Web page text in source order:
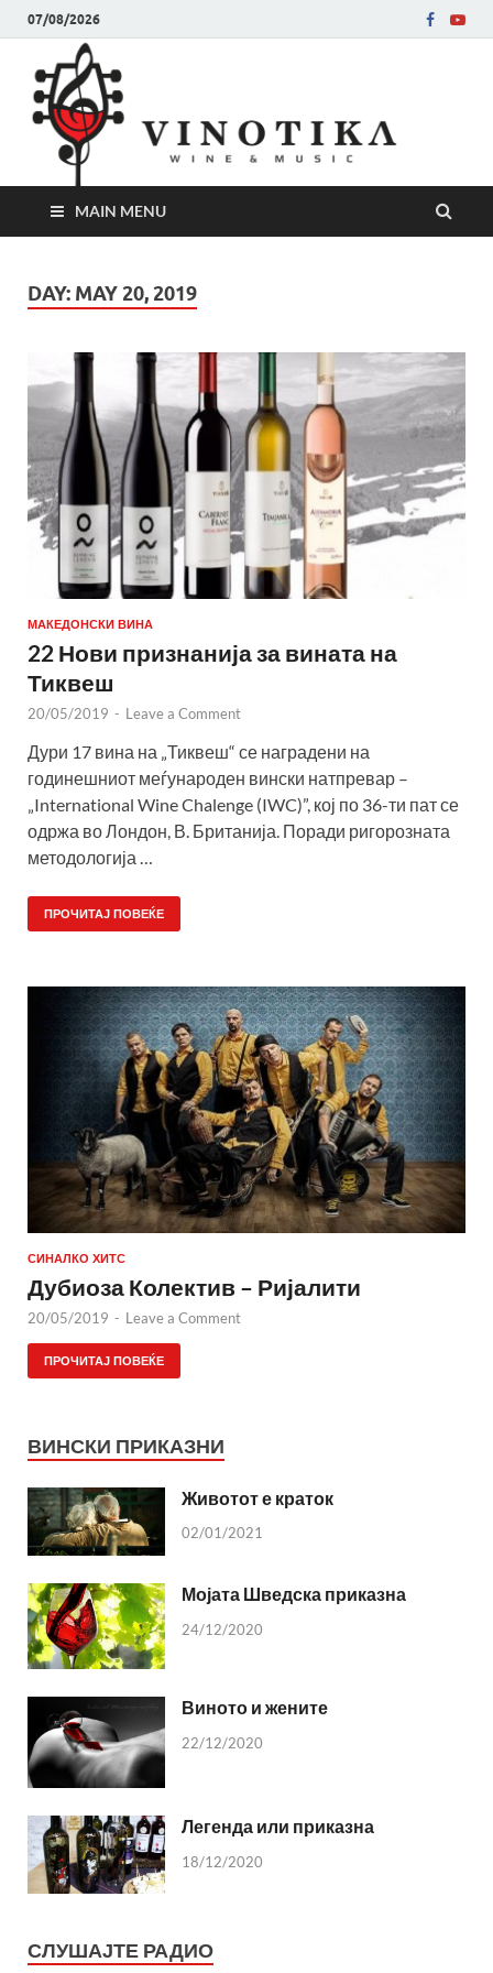
07/08/2026
MAIN MENU
DAY: MAY 20, 2019
МАКЕДОНСКИ ВИНА
22 Нови признанија за вината на
Тиквеш
20/05/2019 - Leave a Comment
Дури 17 вина на „Тиквеш“ се наградени на
годинешниот меѓународен вински натпревар –
„International Wine Chalenge (IWC)”, кој по 36-ти пат се
одржа во Лондон, В. Британија. Поради ригорозната
методологија …
ПРОЧИТАЈ ПОВЕЌЕ
СИНАЛКО ХИТС
Дубиоза Колектив – Ријалити
20/05/2019 - Leave a Comment
ПРОЧИТАЈ ПОВЕЌЕ
ВИНСКИ ПРИКАЗНИ
Животот е краток
02/01/2021
Мојата Шведска приказна
24/12/2020
Виното и жените
22/12/2020
Легенда или приказна
18/12/2020
СЛУШАЈТЕ РАДИО